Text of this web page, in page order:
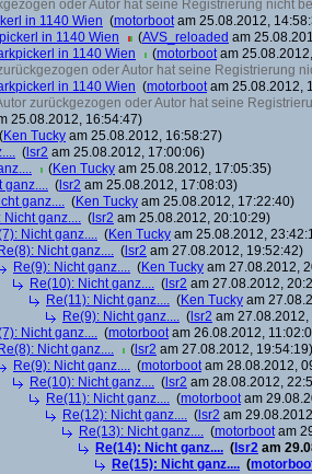
oder Autor hat seine Registrierung nicht
in 1140 Wien (motorbootam 25.08.2012,
in 1140 Wien
(AVS_reloaded am
in 1140 Wien
(motorbootam
oder Autor hat seine Registrierung
in 1140 Wien (motorbootam 25.08.2012,
zurückgezogen oder Autor hat seine
25.08.2012, 16:54:47)
(Ken Tucky am 25.08.2012, 16:58:27)
( lsr2 am 25.08.2012, 17:00:06)
(Ken Tucky am 25.08.2012, 17:05:35)
ganz.... ( lsr2 am 25.08.2012, 17:08:03)
ganz.... (Ken Tucky am 25.08.2012, 17:22:40)
Nicht ganz.... ( lsr2 am 25.08.2012, 20:10:29)
Nicht ganz.... (Ken Tucky am 25.08.2012,
Re(8): Nicht ganz.... ( lsr2 am 27.08.2012, 19:52:42)
Re(9): Nicht ganz.... (Ken Tucky am 27.08.2012,
Re(10): Nicht ganz.... ( lsr2 am 27.08.2012,
Re(11): Nicht ganz.... (Ken Tucky am
Re(9): Nicht ganz.... ( lsr2 am
Nicht ganz.... (motorbootam 26.08.2012,
Re(8): Nicht ganz....
( lsr2 am 27.08.2012, 19:54:19)
Re(9): Nicht ganz.... (motorbootam 28.08.2012,
Re(10): Nicht ganz.... ( lsr2 am 28.08.2012,
Re(11): Nicht ganz.... (motorbootam
Re(12): Nicht ganz.... ( lsr2 am
Re(13): Nicht ganz.... (motorbootam
Re(14): Nicht ganz.... ( lsr2 am
Re(15): Nicht ganz.... (